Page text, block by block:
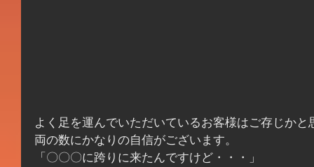
よく足を運んでいただいているお客様はご存じか
両の数にかなりの自信がございます。
「〇〇〇に跨りに来たんですけど・・・」